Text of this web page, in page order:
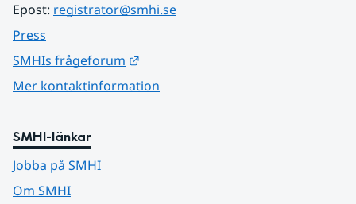
Epost: registrator@smhi.se
Press
SMHIs frågeforum
Mer kontaktinformation
SMHI-länkar
Jobba på SMHI
Om SMHI